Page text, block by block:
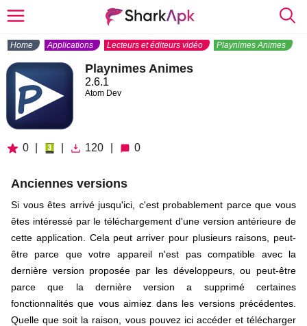
Home Applications Lecteurs et éditeurs vidéo Playnimes Animes
Playnimes Animes
2.6.1
Atom Dev
0 120 0
Anciennes versions
Si vous êtes arrivé jusqu'ici, c'est probablement parce que vous
êtes intéressé par le téléchargement d'une version antérieure de
cette application. Cela peut arriver pour plusieurs raisons, peut-
être parce que votre appareil n'est pas compatible avec la
dernière version proposée par les développeurs, ou peut-être
parce que la dernière version a supprimé certaines
fonctionnalités que vous aimiez dans les versions précédentes.
Quelle que soit la raison, vous pouvez ici accéder et télécharger